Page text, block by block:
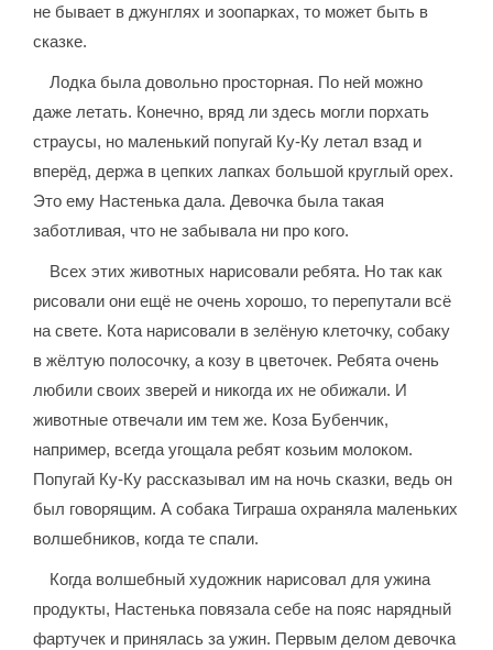
не бывает в джунглях и зоопарках, то может быть в
сказке.
Лодка была довольно просторная. По ней можно
даже летать. Конечно, вряд ли здесь могли порхать
страусы, но маленький попугай Ку-Ку летал взад и
вперёд, держа в цепких лапках большой круглый орех.
Это ему Настенька дала. Девочка была такая
заботливая, что не забывала ни про кого.
Всех этих животных нарисовали ребята. Но так как
рисовали они ещё не очень хорошо, то перепутали всё
на свете. Кота нарисовали в зелёную клеточку, собаку
в жёлтую полосочку, а козу в цветочек. Ребята очень
любили своих зверей и никогда их не обижали. И
животные отвечали им тем же. Коза Бубенчик,
например, всегда угощала ребят козьим молоком.
Попугай Ку-Ку рассказывал им на ночь сказки, ведь он
был говорящим. А собака Тиграша охраняла маленьких
волшебников, когда те спали.
Когда волшебный художник нарисовал для ужина
продукты, Настенька повязала себе на пояс нарядный
фартучек и принялась за ужин. Первым делом девочка